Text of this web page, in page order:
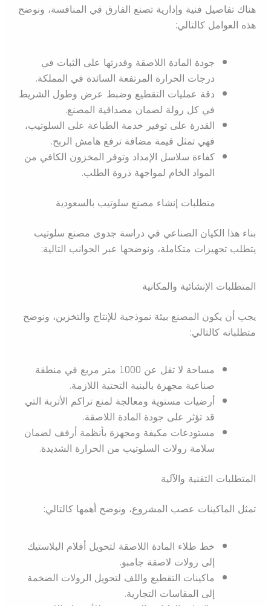
هناك تفاصيل فنية وإدارية تصنع الفارق في المنافسة، ونوضح
هذه العوامل كالتالي:
جودة المادة اللاصقة وقدرتها على الثبات في
درجات الحرارة المرتفعة السائدة في المملكة.
دقة عمليات التقطيع وضبط عرض وطول الشريط
في كل رولة لضمان مصداقية المصنع.
القدرة على توفير خدمة الطباعة على السلوتيب،
فهي تمثل قيمة مضافة ترفع هامش الربح.
كفاءة سلاسل الإمداد وتوفر المخزون الكافي من
المواد الخام لمواجهة ذروة الطلب.
متطلبات إنشاء مصنع سلوتيب بالسعودية
بناء هذا الكيان الصناعي في دراسة جدوى مصنع سلوتيب
يتطلب تجهيزات متكاملة، ونوضحها عبر الجوانب التالية:
المتطلبات الإنشائية والمكانية
يجب أن يكون المصنع بيئة نموذجية للإنتاج والتخزين، ونوضح
متطلباته كالتالي:
مساحة لا تقل عن 1000 متر مربع في منطقة
صناعية مجهزة بالبنية التحتية اللازمة.
أرضيات مستوية ومعالجة لمنع تراكم الأتربة التي
قد تؤثر على جودة المادة اللاصقة.
مستودعات مكيفة ومجهزة بأنظمة أرفف لضمان
سلامة رولات السلوتيب من الحرارة الشديدة.
المتطلبات التقنية والآلية
تمثل الماكينات عصب المشروع، ونوضح أهمها كالتالي:
خط طلاء المادة اللاصقة لتحويل أفلام البلاستيك
إلى رولات لاصقة جامبو.
ماكينات التقطيع واللف لتحويل الرولات الضخمة
إلى المقاسات التجارية.